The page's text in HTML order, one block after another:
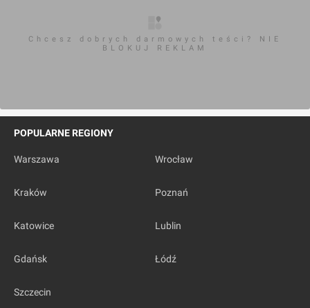
Chcesz dobrych darmowych teści? NIE
BLOKUJ REKLAM
POPULARNE REGIONY
Warszawa Wrocław
Kraków Poznań
Katowice Lublin
Gdańsk Łódź
Szczecin